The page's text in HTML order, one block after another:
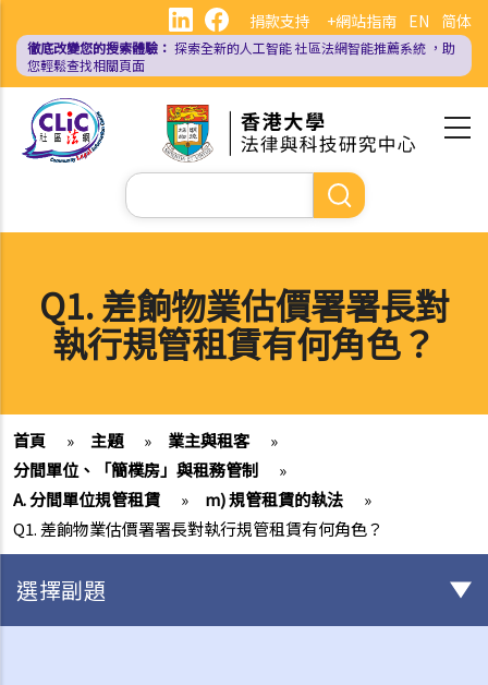
內
EN 简体
捐款支持 +網站指南
徹底改變您的搜索體驗： 探索全新的人工智能社區法網智能推薦系統 ，助
您輕鬆查找相關頁面
Search
Q1. 差餉物業估價署署長對
執行規管租賃有何角色？
首頁 » 主題 » 業主與租客
»
分間單位、「簡樸房」與租務管制
»
A. 分間單位規管租賃
» m) 規管租賃的執法
»
Q1. 差餉物業估價署署長對執行規管租賃有何角色？
選擇副題